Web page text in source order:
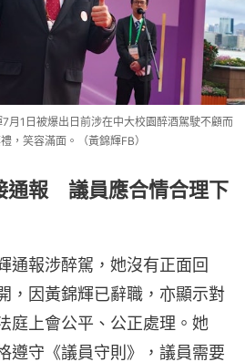
月1日被爆出日前涉在中大校園醉酒駕駛不顧而
，笑容滿面。（黃錦輝FB）
通報 議員應合情合理下
通報涉醉駕，她沒有正面回
，因黃錦輝已辭職，亦顯示對
庭上會公平、公正處理。她
遵守《議員守則》，議員需要